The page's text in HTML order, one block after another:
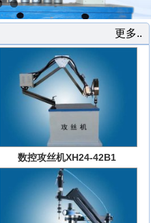
更多..
数控攻丝机XH24-42B1